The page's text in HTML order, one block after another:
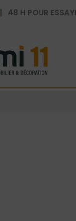
| 48 H POUR